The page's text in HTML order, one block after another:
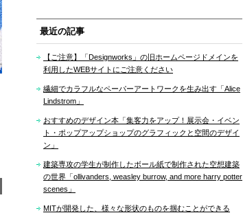
最近の記事
【ご注意】「Designworks」の旧ホームページドメインを
利用したWEBサイトにご注意ください
繊細でカラフルなペーパーアートワークを生み出す「Alice
Lindstrom」
おすすめのデザイン本「集客力をアップ！展示会・イベン
ト・ポップアップショップのグラフィックと空間のデザイ
ン」
建築専攻の学生が制作したボール紙で制作された空想建築
の世界「ollivanders, weasley burrow, and more harry potter
scenes」
MITが開発した、様々な形状のものを掴むことができる